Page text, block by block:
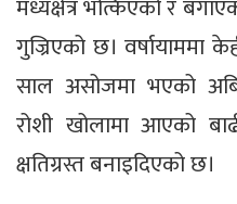
मध्यक्षेत्र भत्किएको र
गुज्रिएको छ। वर्षायाममा
साल असोजमा भएको
रोशी खोलामा आएको
क्षतिग्रस्त बनाइदिएको छ।